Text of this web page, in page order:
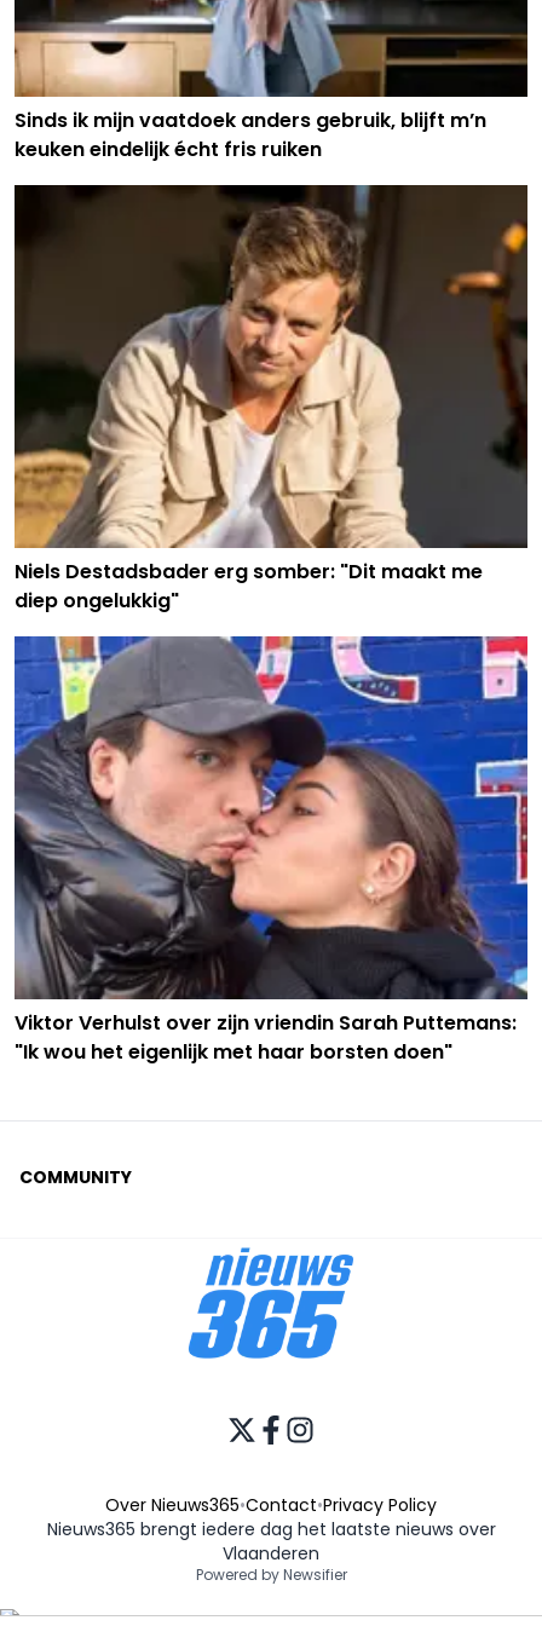
Sinds ik mijn vaatdoek anders gebruik, blijft m’n
keuken eindelijk écht fris ruiken
Niels Destadsbader erg somber: "Dit maakt me
diep ongelukkig"
Viktor Verhulst over zijn vriendin Sarah Puttemans:
"Ik wou het eigenlijk met haar borsten doen"
COMMUNITY
Over Nieuws365•Contact•Privacy Policy
Nieuws365 brengt iedere dag het laatste nieuws over
Vlaanderen
Powered by Newsifier